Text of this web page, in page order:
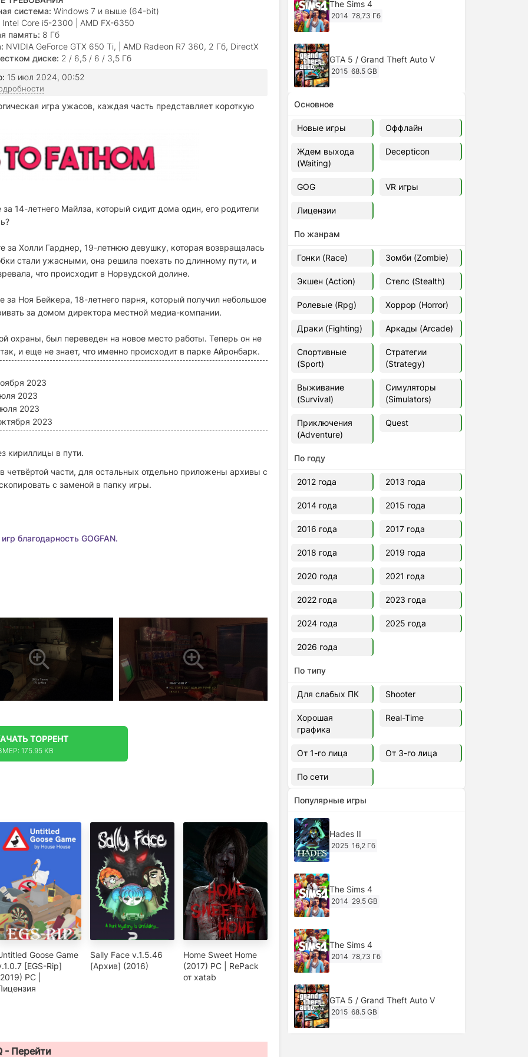
система: Windows 7 и выше (64-bit)
Intel Core i5-2300 | AMD FX-6350
память: 8 Гб
NVIDIA GeForce GTX 650 Ti, | AMD Radeon R7 360, 2 Гб, DirectX
диске: 2 / 6,5 / 6 / 3,5 Гб
15 июл 2024, 00:52
игра ужасов, каждая часть представляет короткую
14-летнего Майлза, который сидит дома один, его родители
за Холли Гарднер, 19-летнюю девушку, которая возвращалась
стали ужасными, она решила поехать по длинному пути, и
что происходит в Норвудской долине.
Ноя Бейкера, 18-летнего парня, который получил небольшое
за домом директора местной медиа-компании.
охраны, был переведен на новое место работы. Теперь он не
и еще не знает, что именно происходит в парке Айронбарк.
2023
2023
2023
2023
кириллицы в пути.
четвёртой части, для остальных отдельно приложены архивы с
с заменой в папку игры.
благодарность GOGFAN.
ТОРРЕНТ
175.95 KB
Goose Game
[EGS-Rip]
PC |
Sally Face v.1.5.46
[Архив] (2016)
Home Sweet Home
(2017) PC | RePack
от xatab
- Перейти
The Sims 4
2014 78,73 Гб
GTA 5 / Grand Theft Auto V
2015 68.5 GB
Ghost of Tsushima: Director's Cut
v.1053.8.1023.1614 [RePack
Decepticon] (2024)
2024
Cyberpunk 2077
49.4 GB
Ghost of Tsushima: Director's Cut
v.1053.9.0623.1807 [Папка
Euro Truck Simulator 2 v.1.60.1.7s
[Папка игры] (2012)
37,77 Гб
Forza Horizon 5 v.688.044
[Папка игры] (2021)
2021
V Rising
2024
Основное
Новые игры Оффлайн
Ждем выхода
(Waiting)
Decepticon
GOG VR игры
Лицензии
По жанрам
Гонки (Race) Зомби (Zombie)
Экшен (Action) Стелс (Stealth)
Ролевые (Rpg) Хоррор (Horror)
Драки (Fighting) Аркады (Arcade)
Спортивные
(Sport)
Стратегии
(Strategy)
Выживание
(Survival)
Симуляторы
(Simulators)
Приключения
(Adventure)
Quest
По году
2012 года 2013 года
2014 года 2015 года
2016 года 2017 года
2018 года 2019 года
2020 года 2021 года
2022 года 2023 года
2024 года 2025 года
2026 года
По типу
Для слабых ПК Shooter
Хорошая
графика
Real-Time
От 1-го лица От 3-го лица
По сети
Популярные игры
Hades II
2025 16,2 Гб
The Sims 4
2014 29.5 GB
The Sims 4
2014 78,73 Гб
GTA 5 / Grand Theft Auto V
2015 68.5 GB